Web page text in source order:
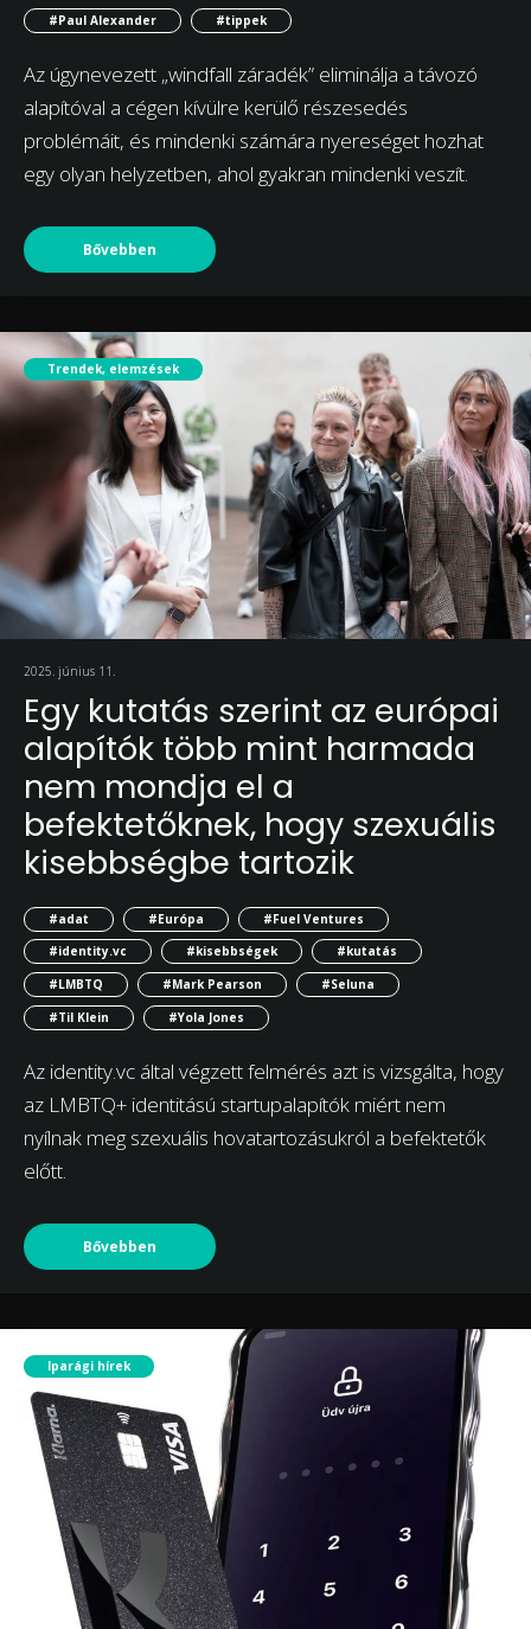
#Paul Alexander
#tippek
Az úgynevezett „windfall záradék” eliminálja a távozó
alapítóval a cégen kívülre kerülő részesedés
problémáit, és mindenki számára nyereséget hozhat
egy olyan helyzetben, ahol gyakran mindenki veszít.
Bővebben
Trendek, elemzések
2025. június 11.
Egy kutatás szerint az európai
alapítók több mint harmada
nem mondja el a
befektetőknek, hogy szexuális
kisebbségbe tartozik
#adat #Európa
#Fuel Ventures
#identity.vc
#kisebbségek
#kutatás
#LMBTQ
#Mark Pearson
#Seluna
#Til Klein
#Yola Jones
Az identity.vc által végzett felmérés azt is vizsgálta, hogy
az LMBTQ+ identitású startupalapítók miért nem
nyílnak meg szexuális hovatartozásukról a befektetők
előtt.
Bővebben
Iparági hírek